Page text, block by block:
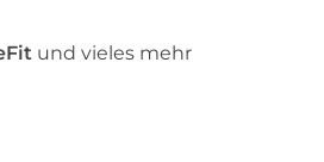
und vieles mehr